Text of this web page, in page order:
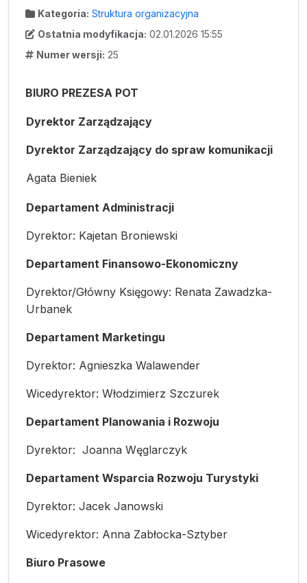
Kategoria: Struktura organizacyjna
Ostatnia modyfikacja: 02.01.2026 15:55
Numer wersji: 25
BIURO PREZESA POT
Dyrektor Zarządzający
Dyrektor Zarządzający do spraw komunikacji
Agata Bieniek
Departament Administracji
Dyrektor: Kajetan Broniewski
Departament Finansowo-Ekonomiczny
Dyrektor/Główny Księgowy: Renata Zawadzka-
Urbanek
Departament Marketingu
Dyrektor: Agnieszka Walawender
Wicedyrektor: Włodzimierz Szczurek
Departament Planowania i Rozwoju
Dyrektor: Joanna Węglarczyk
Departament Wsparcia Rozwoju Turystyki
Dyrektor: Jacek Janowski
Wicedyrektor: Anna Zabłocka-Sztyber
Biuro Prasowe